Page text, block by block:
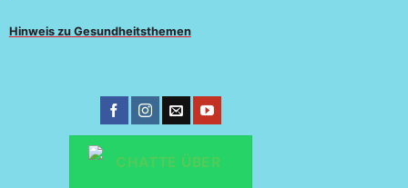
Hinweis zu Gesundheitsthemen